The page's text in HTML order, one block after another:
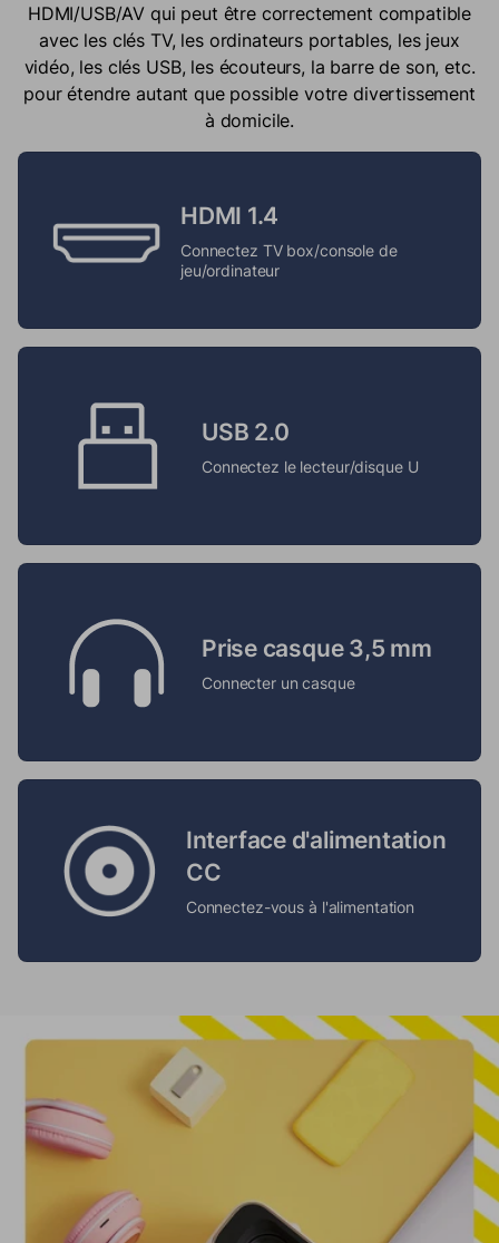
HDMI/USB/AV qui peut être correctement compatible
avec les clés TV, les ordinateurs portables, les jeux
vidéo, les clés USB, les écouteurs, la barre de son, etc.
pour étendre autant que possible votre divertissement
à domicile.
HDMI 1.4
Connectez TV box/console de
jeu/ordinateur
USB 2.0
Connectez le lecteur/disque U
Prise casque 3,5 mm
Connecter un casque
Interface d'alimentation
CC
Connectez-vous à l'alimentation